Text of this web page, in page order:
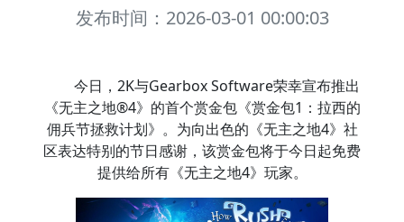
发布时间：2026-03-01 00:00:03
今日，2K与Gearbox Software荣幸宣布推出
《无主之地®4》的首个赏金包《赏金包1：拉西的
佣兵节拯救计划》。为向出色的《无主之地4》社
区表达特别的节日感谢，该赏金包将于今日起免费
提供给所有《无主之地4》玩家。